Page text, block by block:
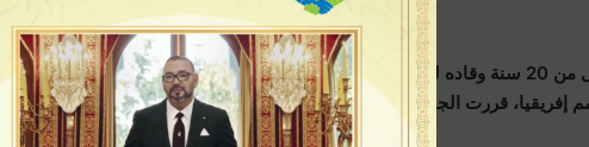
تم تعيينه مدربًا لمنتخب المغرب لأقل من 20 سنة وقاده للتتويج بكأس العالم للفئة في أكتوبر الماضي. بعد استقالة
قررت الجامعة المغربية لكرة القدم تعيينه مدربًا للمنتخب الوطني الأول.